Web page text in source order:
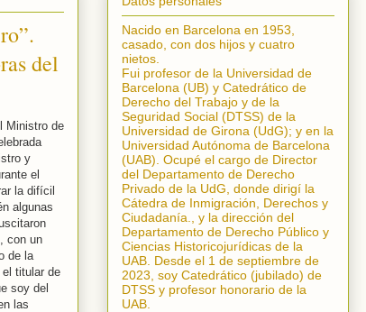
del
Ministro de
y
el
la difícil
algunas
con un
de la
titular de
soy del
las
Nacido en Barcelona en 1953,
casado, con dos hijos y cuatro
nietos.
Fui profesor de la Universidad de
Barcelona (UB) y Catedrático de
Derecho del Trabajo y de la
Seguridad Social (DTSS) de la
Universidad de Girona (UdG); y en la
Universidad Autónoma de Barcelona
(UAB). Ocupé el cargo de Director
del Departamento de Derecho
Privado de la UdG, donde dirigí la
Cátedra de Inmigración, Derechos y
Ciudadanía.
, y la dirección del
Departamento de Derecho Público y
Ciencias Historicojurídicas de la
UAB. Desde el 1 de septiembre de
2023, soy Catedrático (jubilado) de
DTSS y profesor honorario de la
UAB.